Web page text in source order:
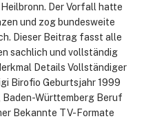
Der Vorfall hatte
und zog bundesweite
Dieser Beitrag fasst alle
sachlich und vollständig
Details Vollständiger
Birofio Geburtsjahr 1999
Württemberg Beruf
Bekannte TV-Formate